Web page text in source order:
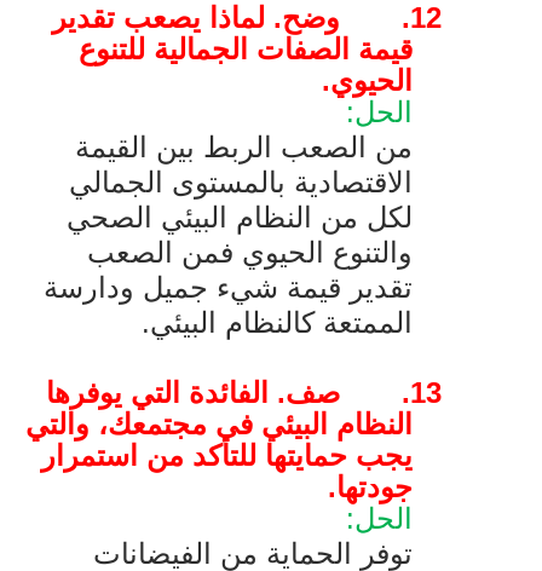
12.
وضح. لماذا يصعب تقدير
قيمة الصفات الجمالية للتنوع
الحيوي.
الحل:
من الصعب الربط بين القيمة
الاقتصادية بالمستوى الجمالي
لكل من النظام البيئي الصحي
والتنوع الحيوي فمن الصعب
تقدير قيمة شيء جميل ودارسة
الممتعة كالنظام البيئي.
13.
صف. الفائدة التي يوفرها
النظام البيئي في مجتمعك، والتي
يجب حمايتها للتأكد من استمرار
جودتها.
الحل:
توفر الحماية من الفيضانات